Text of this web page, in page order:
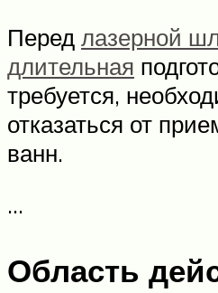
Перед лазерной
длительная
требуется,
отказаться от
ванн.
…
Область